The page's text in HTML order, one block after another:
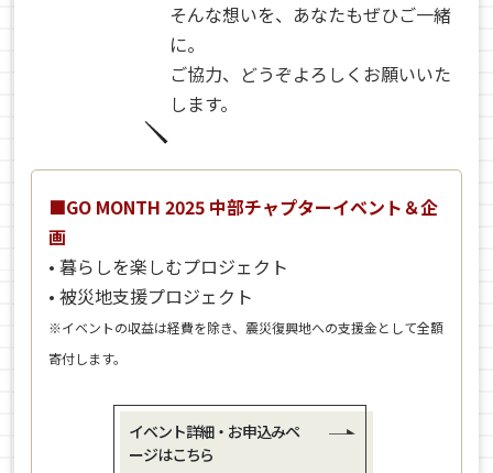
そんな想いを、あなたもぜひご一緒
に。
ご協力、どうぞよろしくお願いいた
します。
■GO MONTH 2025 中部チャプターイベント＆企
画
• 暮らしを楽しむプロジェクト
• 被災地支援プロジェクト
※イベントの収益は経費を除き、震災復興地への支援金として全額
寄付します。
イベント詳細・お申込みペ
ージはこちら